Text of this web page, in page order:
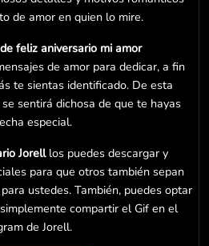
de amor en quien lo mire.
feliz aniversario mi amor
de amor para dedicar, a fin
te sientas identificado. De esta
sentirá dichosa de que te hayas
especial.
Jorelllos puedes descargar y
para que otros también sepan
ustedes. También, puedes optar
compartir el Gif en el
de Jorell.